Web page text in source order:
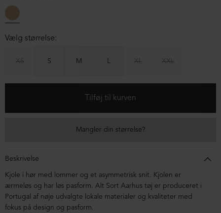
Vælg størrelse:
XS S M L XL XXL
Mangler din størrelse?
Beskrivelse
Kjole i hør med lommer og et asymmetrisk snit. Kjolen er
ærmeløs og har løs pasform. Alt Sort Aarhus tøj er produceret i
Portugal af nøje udvalgte lokale materialer og kvaliteter med
fokus på design og pasform.